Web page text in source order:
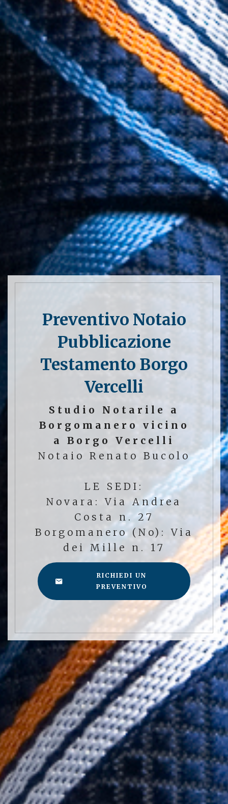
Preventivo Notaio
Pubblicazione
Testamento Borgo
Vercelli
Studio Notarile a
Borgomanero vicino
a Borgo Vercelli
Notaio Renato Bucolo
LE SEDI:
Novara: Via Andrea
Costa n. 27
Borgomanero (No): Via
dei Mille n. 17
RICHIEDI UN
PREVENTIVO